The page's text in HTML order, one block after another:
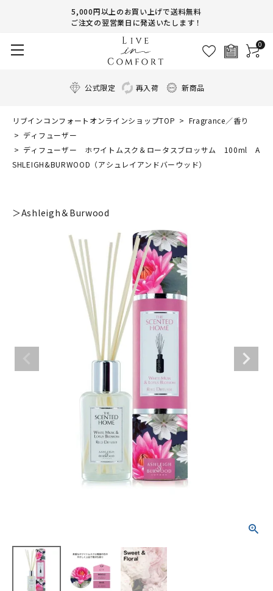
5,000円以上のお買い上げで送料無料
ご注文の翌営業日に発送いたします！
0
公式限定 再入荷 新商品
リブインコンフォートオンラインショップTOP
Fragrance／香り
ディフューザー
ディフューザー ホワイトムスク＆ロータスブロッサム 100ml A
SHLEIGH&BURWOOD（アシュレイアンドバーウッド）
＞Ashleigh＆Burwood